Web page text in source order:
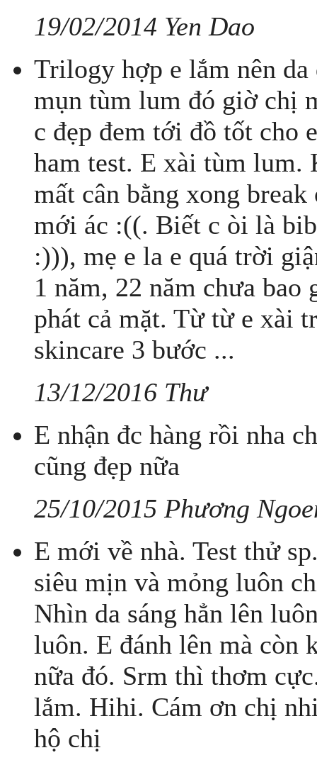
19/02/2014 Yen Dao
Trilogy hợp e lắm nên
mụn tùm lum đó giờ chị
c đẹp đem tới đồ tốt cho
ham test. E xài tùm lum.
mất cân bằng xong
mới ác :((. Biết c òi là
:))), mẹ e la e quá trời
1 năm, 22 năm chưa bao
phát cả mặt. Từ từ e xài
skincare 3 bước ...
13/12/2016 Thư
E nhận đc hàng rồi nha
cũng đẹp nữa
25/10/2015 Phương
E mới về nhà. Test thử
siêu mịn và mỏng luôn
Nhìn da sáng hẳn lên
luôn. E đánh lên mà còn
nữa đó. Srm thì thơm
lắm. Hihi. Cám ơn chị
hộ chị